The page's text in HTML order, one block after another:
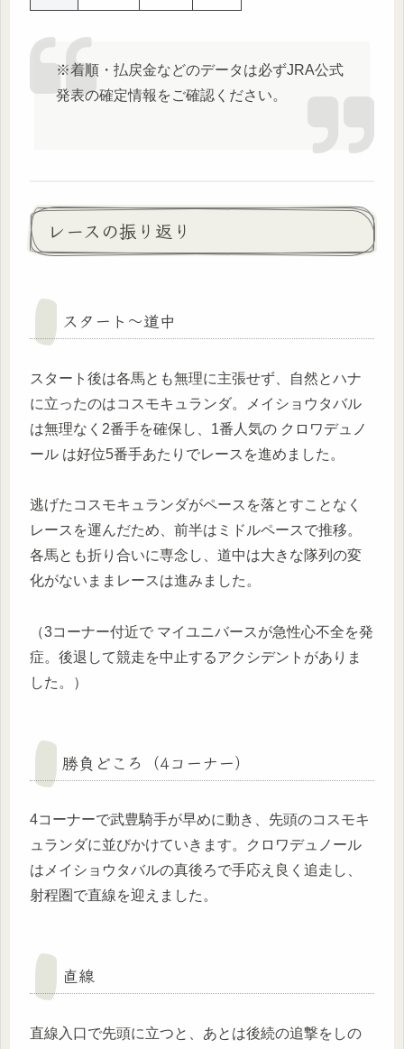
※着順・払戻金などのデータは必ずJRA公式
発表の確定情報をご確認ください。
レースの振り返り
スタート〜道中
スタート後は各馬とも無理に主張せず、自然とハナ
に立ったのはコスモキュランダ。メイショウタバル
は無理なく2番手を確保し、1番人気の クロワデュノ
ール は好位5番手あたりでレースを進めました。
逃げたコスモキュランダがペースを落とすことなく
レースを運んだため、前半はミドルペースで推移。
各馬とも折り合いに専念し、道中は大きな隊列の変
化がないままレースは進みました。
（3コーナー付近で マイユニバースが急性心不全を発
症。後退して競走を中止するアクシデントがありま
した。）
勝負どころ（4コーナー）
4コーナーで武豊騎手が早めに動き、先頭のコスモキ
ュランダに並びかけていきます。クロワデュノール
はメイショウタバルの真後ろで手応え良く追走し、
射程圏で直線を迎えました。
直線
直線入口で先頭に立つと、あとは後続の追撃をしの